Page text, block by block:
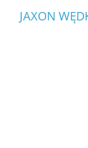
JAXON